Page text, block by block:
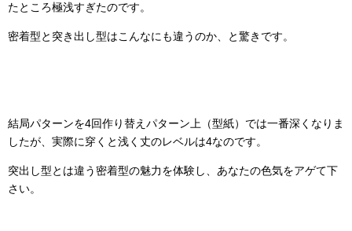
たところ極浅すぎたのです。
密着型と突き出し型はこんなにも違うのか、と驚きです。
結局パターンを4回作り替えパターン上（型紙）では一番深くなりま
したが、実際に穿くと浅く丈のレベルは4なのです。
突出し型とは違う密着型の魅力を体験し、あなたの色気をアゲて下
さい。